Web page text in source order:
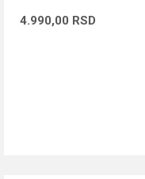
4.990,00 RSD